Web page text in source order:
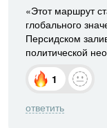
«Этот маршрут
глобального
Персидском
политической
1
ответить